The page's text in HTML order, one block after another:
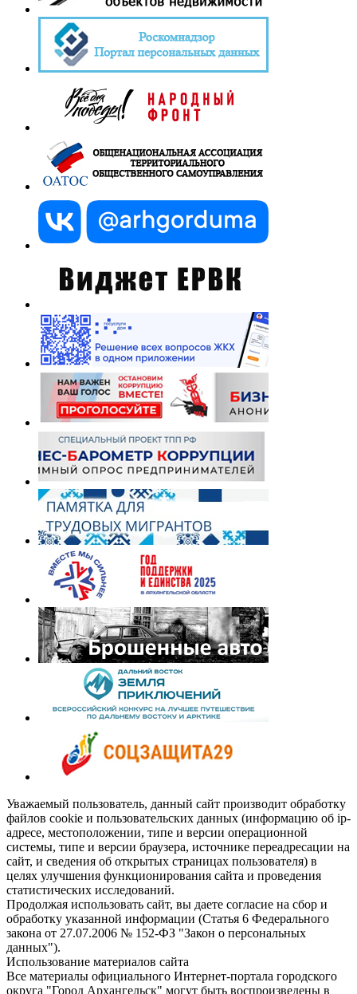
Уважаемый пользователь, данный сайт производит обработку
файлов cookie и пользовательских данных (информацию об ip-
адресе, местоположении, типе и версии операционной
системы, типе и версии браузера, источнике переадресации на
сайт, и сведения об открытых страницах пользователя) в
целях улучшения функционирования сайта и проведения
статистических исследований.
Продолжая использовать сайт, вы даете согласие на сбор и
обработку указанной информации (Статья 6 Федерального
закона от 27.07.2006 № 152-ФЗ "Закон о персональных
данных").
Использование материалов сайта
Все материалы официального Интернет-портала городского
округа "Город Архангельск" могут быть воспроизведены в